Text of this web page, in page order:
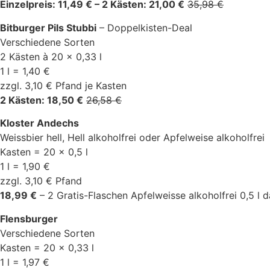
Einzelpreis: 11,49 € – 2 Kästen: 21,00 € 35,98 €
Bitburger Pils Stubbi – Doppelkisten-Deal
Verschiedene Sorten
2 Kästen à 20 x 0,33 l
1 l = 1,40 €
zzgl. 3,10 € Pfand je Kasten
2 Kästen: 18,50 € 26,58 €
Kloster Andechs
Weissbier hell, Hell alkoholfrei oder Apfelweise alkoholfrei
Kasten = 20 x 0,5 l
1 l = 1,90 €
zzgl. 3,10 € Pfand
18,99 € – 2 Gratis-Flaschen Apfelweisse alkoholfrei 0,5 l
Flensburger
Verschiedene Sorten
Kasten = 20 x 0,33 l
1 l = 1,97 €